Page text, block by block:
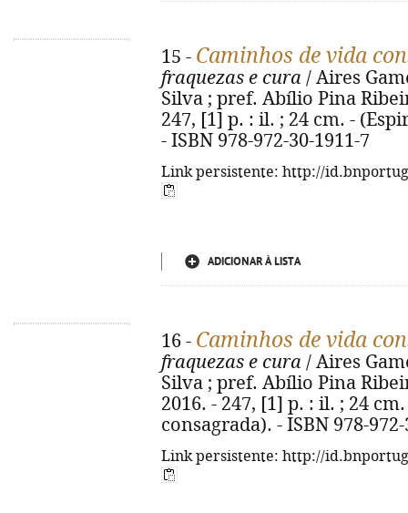
15 - Caminhos de vida
fraquezas e cura / Aires
Silva ; pref. Abílio Pina
247, [1] p. : il. ; 24 cm. -
- ISBN 978-972-30-1911-7
Link persistente: http://
ADICIONAR À LISTA
16 - Caminhos de vida
fraquezas e cura / Aires
Silva ; pref. Abílio Pina
2016. - 247, [1] p. : il. ; 24
consagrada). - ISBN 978-
Link persistente: http://